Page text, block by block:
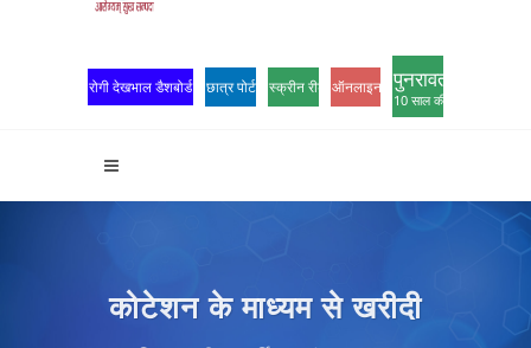
रोगी देखभाल डैशबोर्ड छात्र पोर्टल स्क्रीन रीडर एक्सेसऑनलाइन ओपीडी पंजीकरण
पुनरावर्तन
10 साल की उत्कृष्टता
कोटेशन के माध्यम से खरीदी